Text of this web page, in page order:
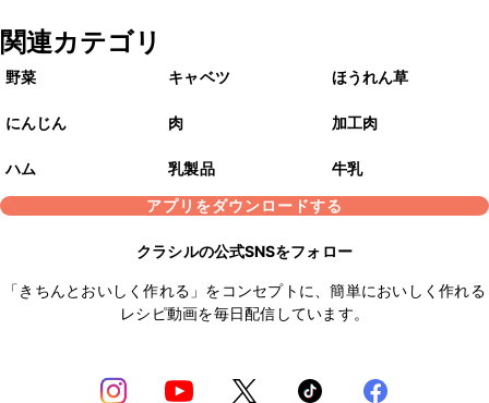
関連カテゴリ
野菜 キャベツ ほうれん草
にんじん 肉 加工肉
ハム 乳製品
牛乳
アプリをダウンロードする
クラシルの公式SNSをフォロー
「きちんとおいしく作れる」をコンセプトに、簡単においしく作れる
レシピ動画を毎日配信しています。